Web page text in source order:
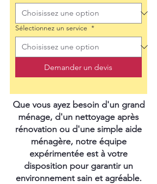
Sélectionnez un service *
Demander un devis
Que vous ayez besoin d'un grand
ménage, d'un nettoyage après
rénovation ou d'une simple aide
ménagère, notre équipe
expérimentée est à votre
disposition pour garantir un
environnement sain et agréable.